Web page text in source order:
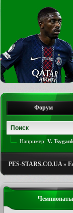
Форум
Например: V.
PES-STARS.CO.UA»
Чемпионаты